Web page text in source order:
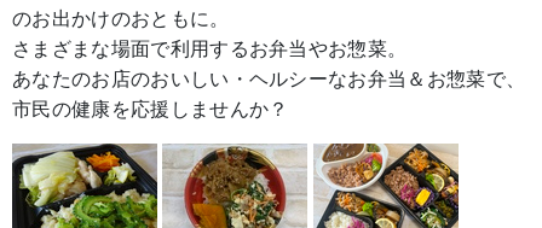
のお出かけのおともに。
さまざまな場面で利用するお弁当やお惣菜。
あなたのお店のおいしい・ヘルシーなお弁当＆お惣菜で、
市民の健康を応援しませんか？